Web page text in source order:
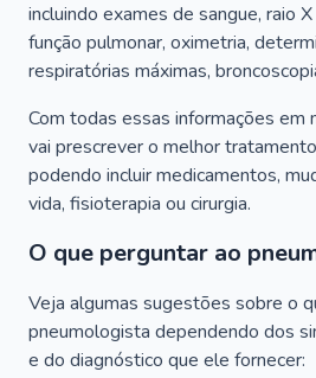
incluindo exames de sangue, raio
função pulmonar, oximetria,
respiratórias máximas,
Com todas essas informações em
vai prescrever o melhor
podendo incluir medicamentos,
vida, fisioterapia ou cirurgia.
O que perguntar ao
Veja algumas sugestões sobre o
pneumologista dependendo dos
e do diagnóstico que ele fornecer: